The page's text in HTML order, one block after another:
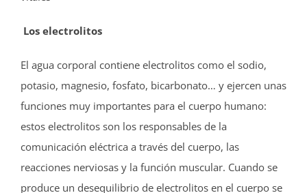
Los electrolitos
El agua corporal contiene electrolitos como el sodio,
potasio, magnesio, fosfato, bicarbonato… y ejercen unas
funciones muy importantes para el cuerpo humano:
estos electrolitos son los responsables de la
comunicación eléctrica a través del cuerpo, las
reacciones nerviosas y la función muscular. Cuando se
produce un desequilibrio de electrolitos en el cuerpo se